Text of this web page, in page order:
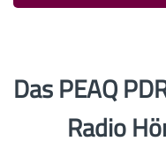
Das PEAQ
Radio